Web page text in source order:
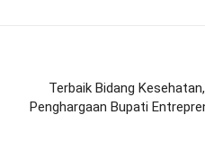
Terbaik Bidang
Penghargaan Bupati